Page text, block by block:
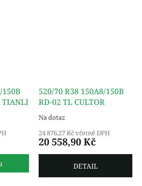
150B
TIANLI
520/70 R38 150A8/150B
RD-02 TL CULTOR
Na dotaz
24 876,27 Kč včetně DPH
20 558,90 Kč
DETAIL